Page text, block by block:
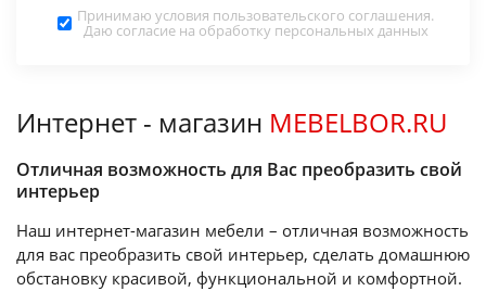
Принимаю условия пользовательского соглашения.
Даю согласие на обработку персональных данных
Интернет - магазин MEBELBOR.RU
Отличная возможность для Вас преобразить свой
интерьер
Наш интернет-магазин мебели – отличная возможность
для вас преобразить свой интерьер, сделать домашнюю
обстановку красивой, функциональной и комфортной.